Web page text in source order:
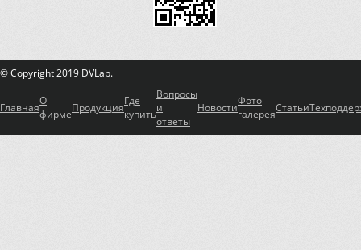
© Copyright 2019 DVLab.
ГлавнаяО
фирмеПродукцияГде
купить
Вопросы
и
ответы
НовостиФото
галереяСтатьи